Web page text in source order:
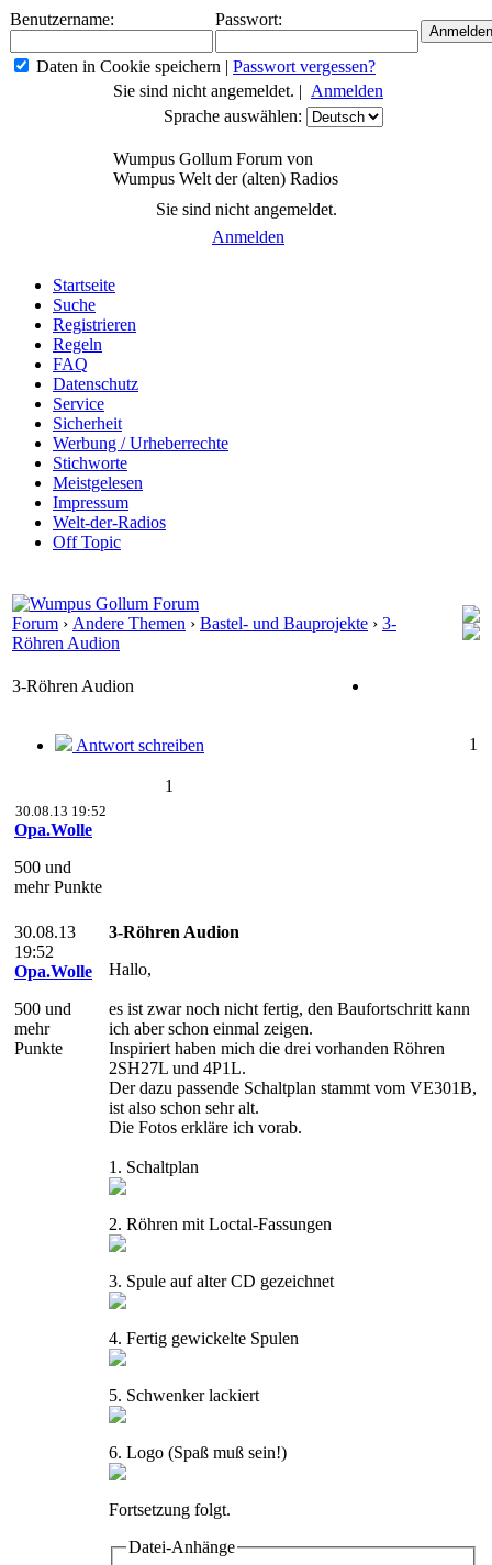
Benutzername: Passwort:
Daten in Cookie speichern | Passwort vergessen?
Sie sind nicht angemeldet. | Anmelden
Sprache auswählen:
Wumpus Gollum Forum von
Wumpus Welt der (alten) Radios
Sie sind nicht angemeldet.
Anmelden
Startseite
Suche
Registrieren
Regeln
FAQ
Datenschutz
Service
Sicherheit
Werbung / Urheberrechte
Stichworte
Meistgelesen
Impressum
Welt-der-Radios
Off Topic
Forum › Andere Themen › Bastel- und Bauprojekte › 3-
Röhren Audion
3-Röhren Audion
Antwort schreiben 1
1
30.08.13 19:52
Opa.Wolle
500 und
mehr Punkte
30.08.13
19:52
Opa.Wolle
500 und
mehr
Punkte
3-Röhren Audion
Hallo,
es ist zwar noch nicht fertig, den Baufortschritt kann
ich aber schon einmal zeigen.
Inspiriert haben mich die drei vorhanden Röhren
2SH27L und 4P1L.
Der dazu passende Schaltplan stammt vom VE301B,
ist also schon sehr alt.
Die Fotos erkläre ich vorab.
1. Schaltplan
2. Röhren mit Loctal-Fassungen
3. Spule auf alter CD gezeichnet
4. Fertig gewickelte Spulen
5. Schwenker lackiert
6. Logo (Spaß muß sein!)
Fortsetzung folgt.
Datei-Anhänge